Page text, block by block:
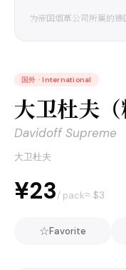
为帝国烟草公司所属的德
国外 · International
大卫杜夫（
Davidoff Supreme
大卫杜夫
¥23/ pack≈ $3
☆Favorite